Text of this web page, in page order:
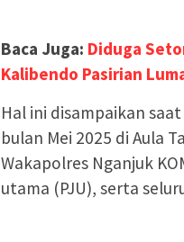
Baca Juga: Diduga
Kalibendo Pasirian
Hal ini disampaikan
bulan Mei 2025 di Aula
Wakapolres Nganjuk
utama (PJU), serta